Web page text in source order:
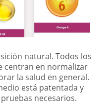
natural. Todos los
centran en normalizar
la salud en general.
está patentada y
necesarios.